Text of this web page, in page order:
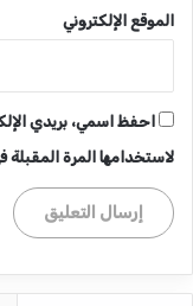
الموقع الإلكتروني
احفظ اسمي، بريدي
لاستخدامها المرة المقبلة